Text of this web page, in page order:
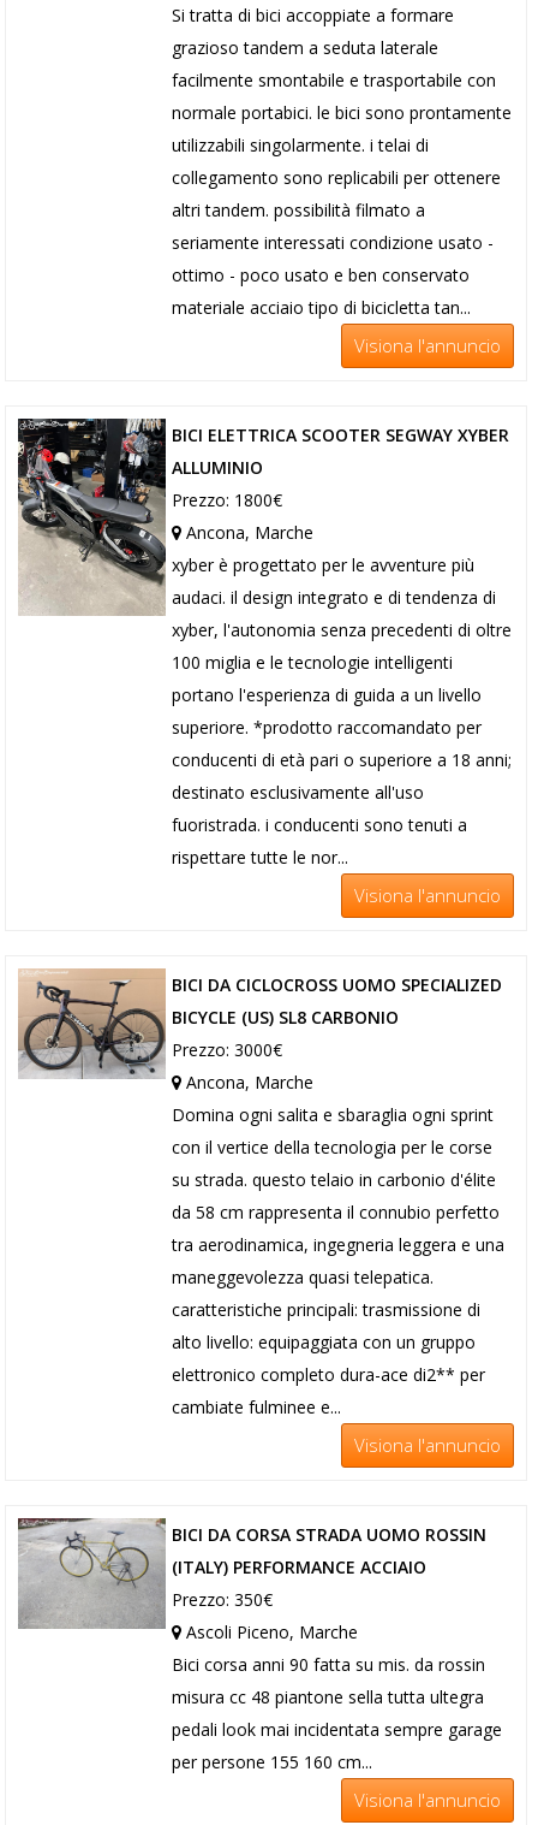
Si tratta di bici accoppiate a formare
grazioso tandem a seduta laterale
facilmente smontabile e trasportabile con
normale portabici. le bici sono prontamente
utilizzabili singolarmente. i telai di
collegamento sono replicabili per ottenere
altri tandem. possibilità filmato a
seriamente interessati condizione usato -
ottimo - poco usato e ben conservato
materiale acciaio tipo di bicicletta tan...
Visiona l'annuncio
BICI ELETTRICA SCOOTER SEGWAY XYBER
ALLUMINIO
Prezzo: 1800€
Ancona, Marche
xyber è progettato per le avventure più
audaci. il design integrato e di tendenza di
xyber, l'autonomia senza precedenti di oltre
100 miglia e le tecnologie intelligenti
portano l'esperienza di guida a un livello
superiore. *prodotto raccomandato per
conducenti di età pari o superiore a 18 anni;
destinato esclusivamente all'uso
fuoristrada. i conducenti sono tenuti a
rispettare tutte le nor...
Visiona l'annuncio
BICI DA CICLOCROSS UOMO SPECIALIZED
BICYCLE (US) SL8 CARBONIO
Prezzo: 3000€
Ancona, Marche
Domina ogni salita e sbaraglia ogni sprint
con il vertice della tecnologia per le corse
su strada. questo telaio in carbonio d'élite
da 58 cm rappresenta il connubio perfetto
tra aerodinamica, ingegneria leggera e una
maneggevolezza quasi telepatica.
caratteristiche principali: trasmissione di
alto livello: equipaggiata con un gruppo
elettronico completo dura-ace di2** per
cambiate fulminee e...
Visiona l'annuncio
BICI DA CORSA STRADA UOMO ROSSIN
(ITALY) PERFORMANCE ACCIAIO
Prezzo: 350€
Ascoli Piceno, Marche
Bici corsa anni 90 fatta su mis. da rossin
misura cc 48 piantone sella tutta ultegra
pedali look mai incidentata sempre garage
per persone 155 160 cm...
Visiona l'annuncio